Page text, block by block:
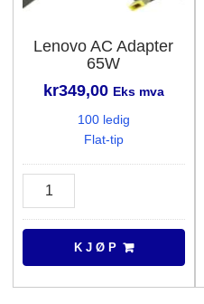
Lenovo AC Adapter
65W
kr349,00 Eks mva
100 ledig
Flat-tip
Lenovo
Adapter
antall
K J Ø P